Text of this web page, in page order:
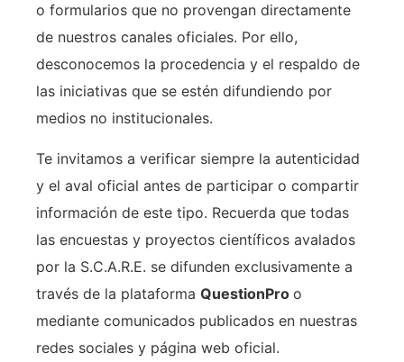
o formularios que no provengan directamente
de nuestros canales oficiales. Por ello,
desconocemos la procedencia y el respaldo de
las iniciativas que se estén difundiendo por
medios no institucionales.
Te invitamos a verificar siempre la autenticidad
y el aval oficial antes de participar o compartir
información de este tipo. Recuerda que todas
las encuestas y proyectos científicos avalados
por la S.C.A.R.E. se difunden exclusivamente a
través de la plataforma QuestionPro o
mediante comunicados publicados en nuestras
redes sociales y página web oficial.